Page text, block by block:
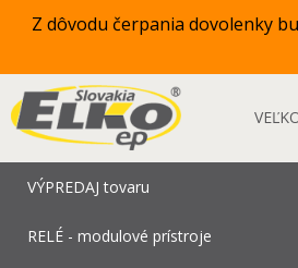
Z dôvodu čerpania dovolenky
VÝPREDAJ tovaru
RELÉ - modulové prístroje